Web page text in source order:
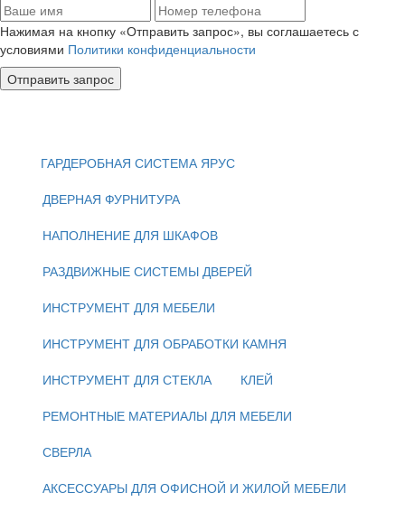
Нажимая на кнопку «Отправить запрос», вы соглашаетесь с
условиями Политики конфиденциальности
Отправить запрос
ГАРДЕРОБНАЯ СИСТЕМА ЯРУС
ДВЕРНАЯ ФУРНИТУРА
НАПОЛНЕНИЕ ДЛЯ ШКАФОВ
РАЗДВИЖНЫЕ СИСТЕМЫ ДВЕРЕЙ
ИНСТРУМЕНТ ДЛЯ МЕБЕЛИ
ИНСТРУМЕНТ ДЛЯ ОБРАБОТКИ КАМНЯ
ИНСТРУМЕНТ ДЛЯ СТЕКЛА
КЛЕЙ
РЕМОНТНЫЕ МАТЕРИАЛЫ ДЛЯ МЕБЕЛИ
СВЕРЛА
АКСЕССУАРЫ ДЛЯ ОФИСНОЙ И ЖИЛОЙ МЕБЕЛИ